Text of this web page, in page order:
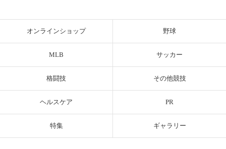
オンラインショップ 野球
MLB サッカー
格闘技 その他競技
ヘルスケア PR
特集 ギャラリー